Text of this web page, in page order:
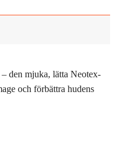
den mjuka, lätta Neotex-
och förbättra hudens